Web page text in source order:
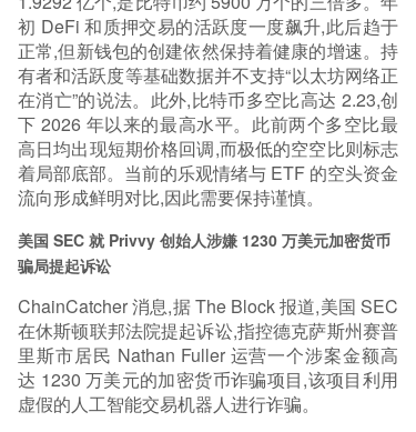
初 DeFi 和质押交易的活跃度一度飙升,此后趋于
正常,但新钱包的创建依然保持着健康的增速。持
有者和活跃度等基础数据并不支持“以太坊网络正
在消亡”的说法。此外,比特币多空比高达 2.23,创
下 2026 年以来的最高水平。此前两个多空比最
高日均出现短期价格回调,而极低的空空比则标志
着局部底部。当前的乐观情绪与 ETF 的空头资金
流向形成鲜明对比,因此需要保持谨慎。
美国 SEC 就 Privvy 创始人涉嫌 1230 万美元加密货币
骗局提起诉讼
ChainCatcher 消息,据 The Block 报道,美国 SEC
在休斯顿联邦法院提起诉讼,指控德克萨斯州赛普
里斯市居民 Nathan Fuller 运营一个涉案金额高
达 1230 万美元的加密货币诈骗项目,该项目利用
虚假的人工智能交易机器人进行诈骗。